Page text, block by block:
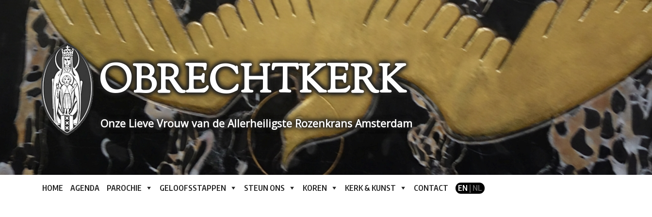
OBRECHTKERK
Onze Lieve Vrouw van de Allerheiligste Rozenkrans Amsterdam
HOME AGENDA PAROCHIE GELOOFSSTAPPEN STEUN ONS KOREN KERK & KUNST CONTACT EN | NL